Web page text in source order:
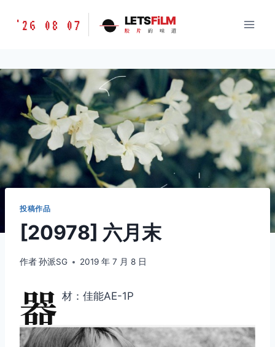
胶
味
道
LETSFILM
'26 08 07 LETSFiLM
胶 片 的 味 道
投稿作品
[20978] 六月末
作者孙派SG 2019 年 7 月 8 日
器 材：佳能AE-1P